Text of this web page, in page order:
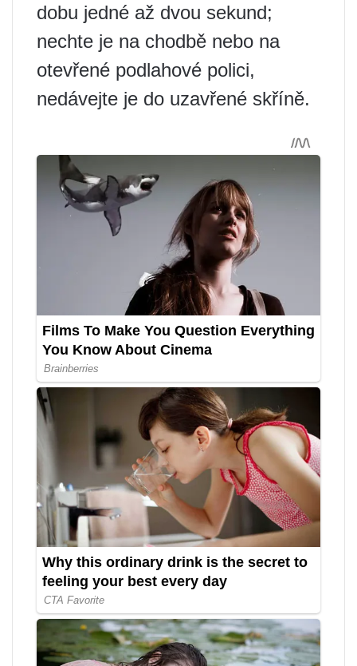
dobu jedné až dvou sekund;
nechte je na chodbě nebo na
otevřené podlahové polici,
nedávejte je do uzavřené skříně.